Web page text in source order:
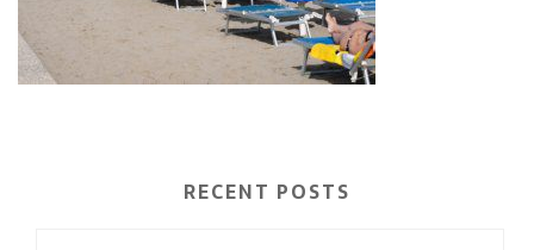
RECENT POSTS